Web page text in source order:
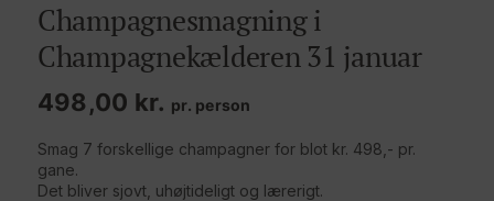
Champagnesmagning i
Champagnekælderen 31 januar
498,00 kr. pr. person
Smag 7 forskellige champagner for blot kr. 498,- pr.
gane.
Det bliver sjovt, uhøjtideligt og lærerigt.